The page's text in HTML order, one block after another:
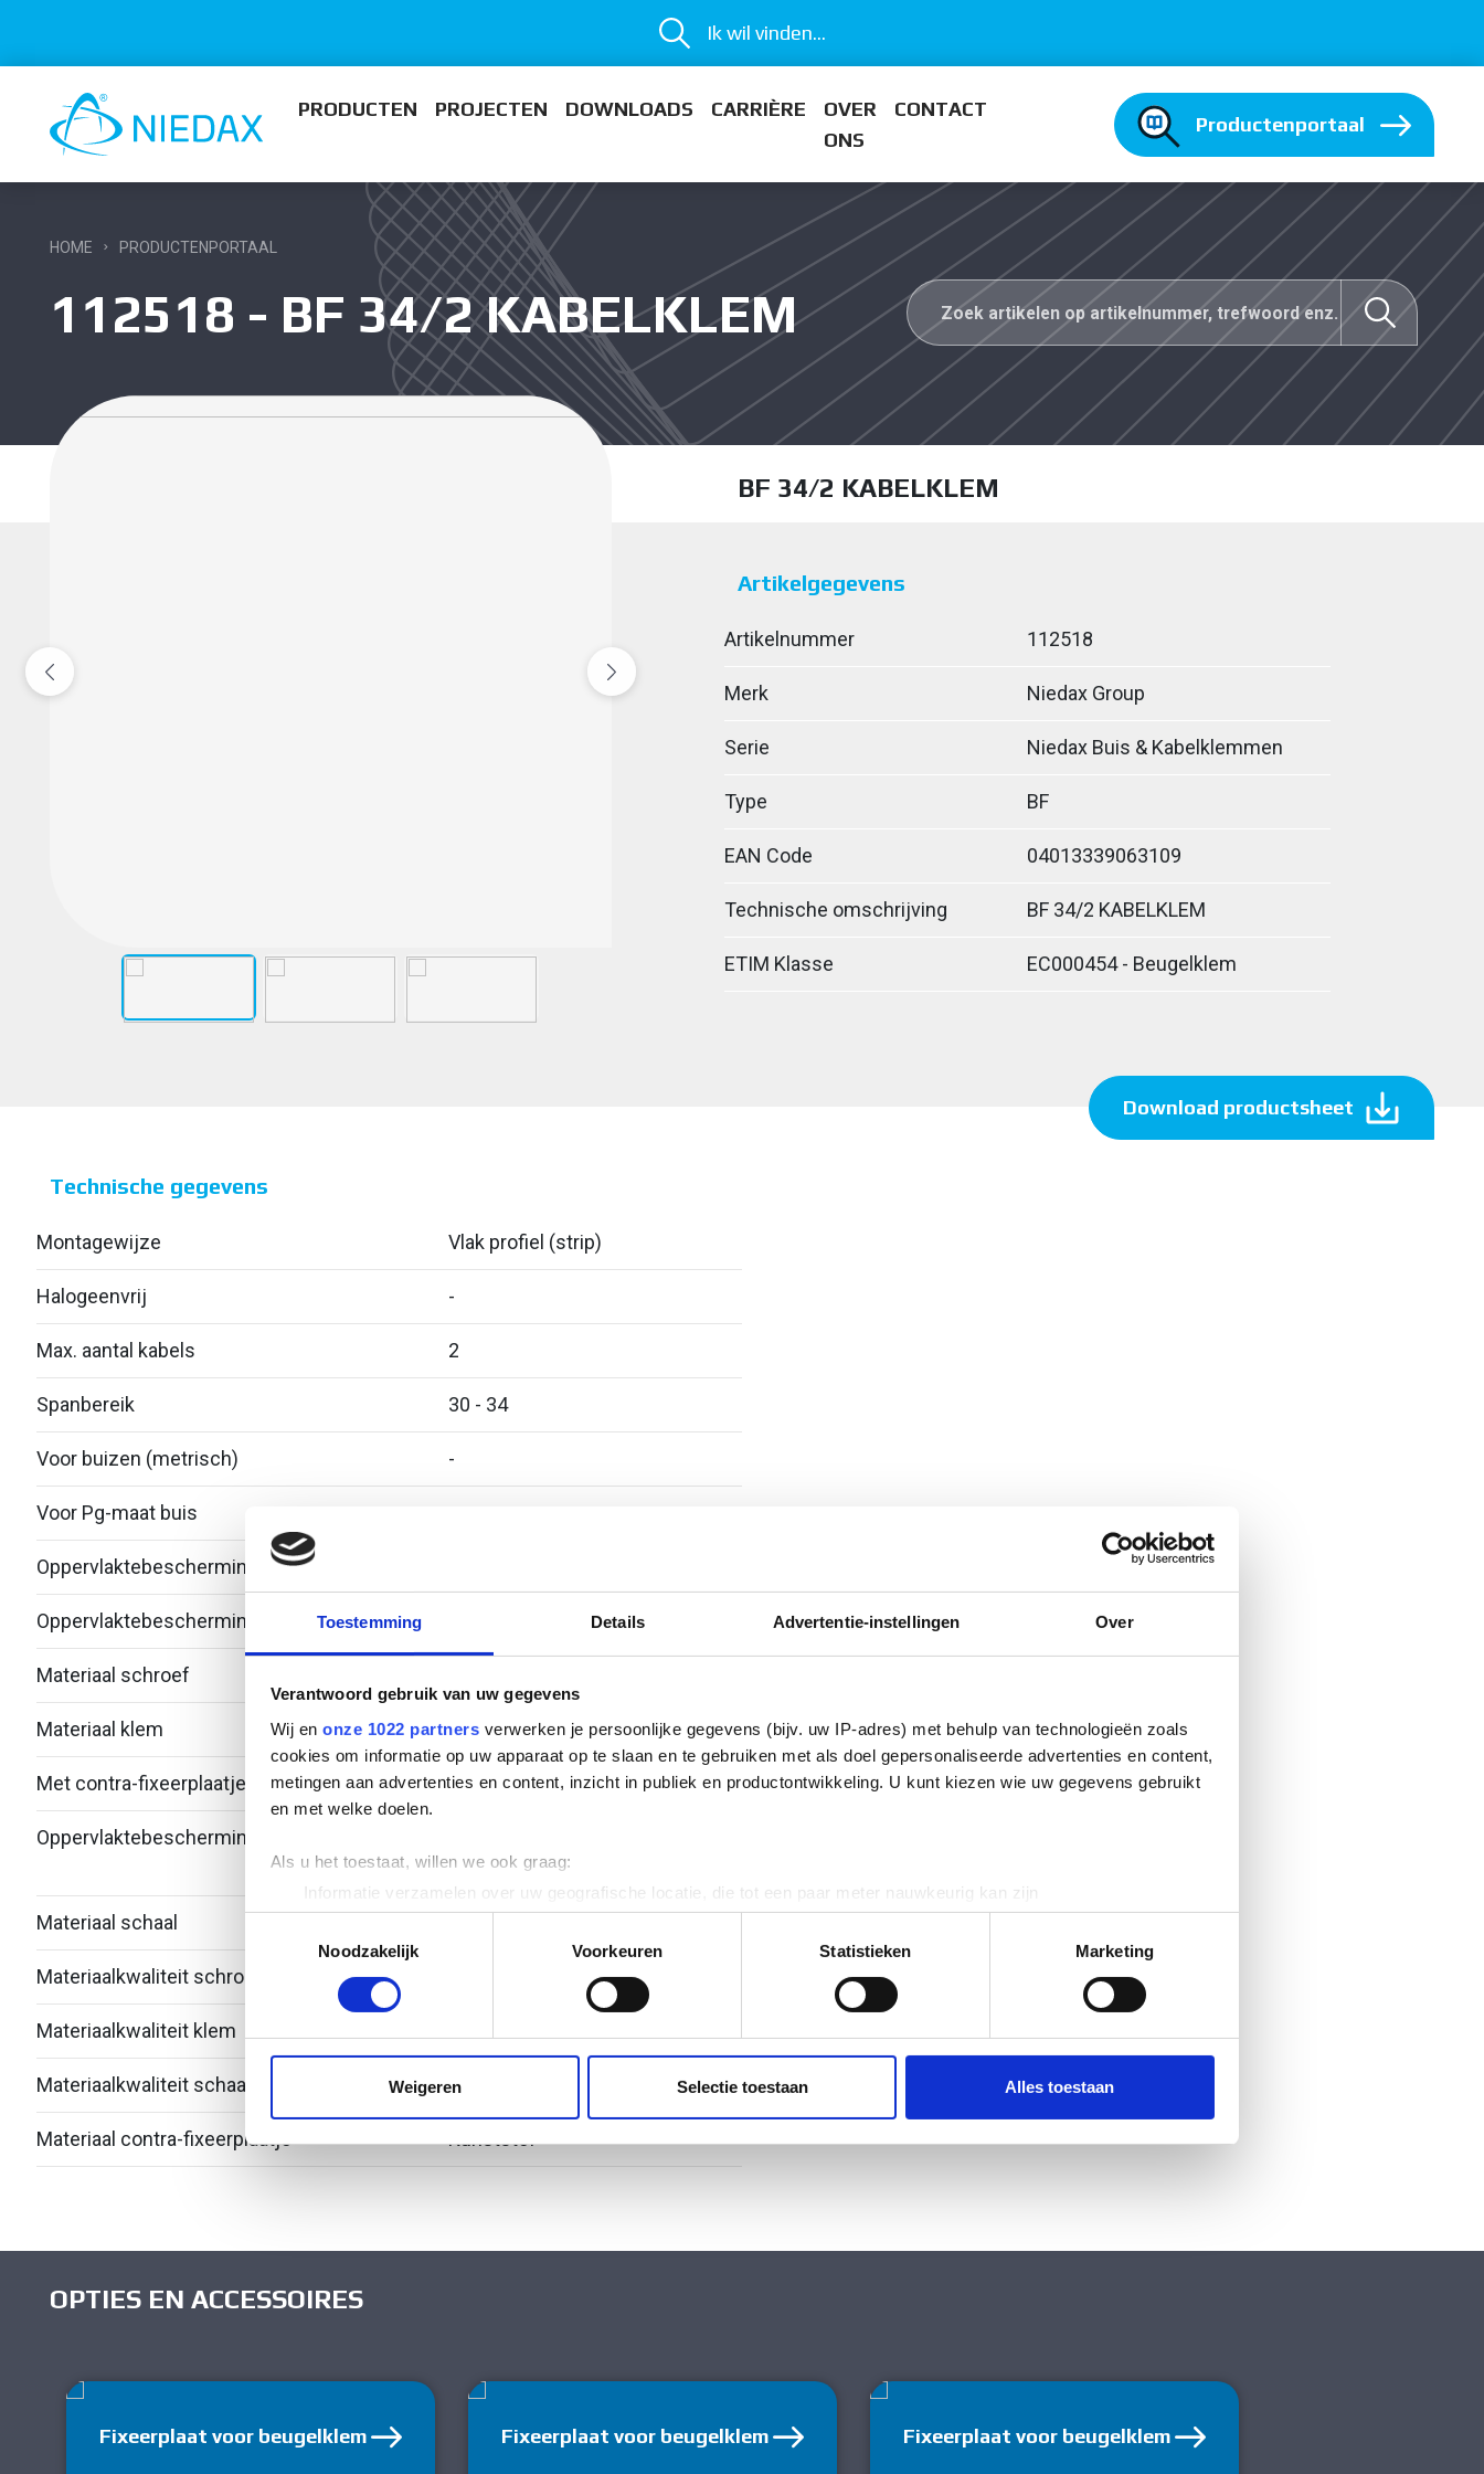
Toestemming Details Advertentie-instellingen Over
Verantwoord gebruik van uw gegevens
Wij en onze 1022 partners verwerken je persoonlijke gegevens (bijv. uw IP-adres) met behulp van technologieën zoals
cookies om informatie op uw apparaat op te slaan en te gebruiken met als doel gepersonaliseerde advertenties en content,
metingen aan advertenties en content, inzicht in publiek en productontwikkeling. U kunt kiezen wie uw gegevens gebruikt
en met welke doelen.
Als u het toestaat, willen we ook graag:
Informatie verzamelen over uw geografische locatie, die tot een paar meter nauwkeurig kan zijn
Uw apparaat identificeren door het actief te scannen op specifieke eigenschappen (fingerprinting)
Lees meer over hoe uw persoonlijke gegevens worden verwerkt en stel uw voorkeuren in het
detailgedeeltein. U kunt uw
toestemming op elk moment wijzigen of intrekken in de Cookieverklaring.
websiteverkeer te analyseren. Ook delen we informatie over uw gebruik van onze site met onze partners voor social
media, adverteren en analyse. Deze partners kunnen deze gegevens combineren met andere informatie die u aan ze heeft
Noodzakelijk
Voorkeuren Statistieken Marketing
Weigeren Selectie toestaan Alles toestaan
Ik wil vinden...
PRODUCTEN PROJECTEN DOWNLOADS CARRIÈRE
OVER
ONS
CONTACT
Productenportaal
HOME PRODUCTENPORTAAL
112518 - BF 34/2 KABELKLEM
BF 34/2 KABELKLEM
Artikelgegevens
Artikelnummer 112518
Merk Niedax Group
Serie Niedax Buis & Kabelklemmen
Type BF
EAN Code 04013339063109
Technische omschrijving BF 34/2 KABELKLEM
ETIM Klasse EC000454 - Beugelklem
Download productsheet
Technische gegevens
Montagewijze Vlak profiel (strip)
Halogeenvrij -
Max. aantal kabels 2
Spanbereik 30 - 34
Voor buizen (metrisch) -
Voor Pg-maat buis
Oppervlaktebescherming klem
Oppervlaktebescherming schroef Zink/nikkel legering
Materiaal schroef
Materiaal klem Staal
Met contra-fixeerplaatje Nee
Oppervlaktebescherming schaal
verzinkt)
Materiaal schaal
Materiaalkwaliteit schroef
Materiaalkwaliteit klem
Materiaalkwaliteit schaal Overig
Materiaal contra-fixeerplaatje Kunststof
OPTIES EN ACCESSOIRES
Fixeerplaat voor beugelklem Fixeerplaat voor beugelklem Fixeerplaat voor beugelklem